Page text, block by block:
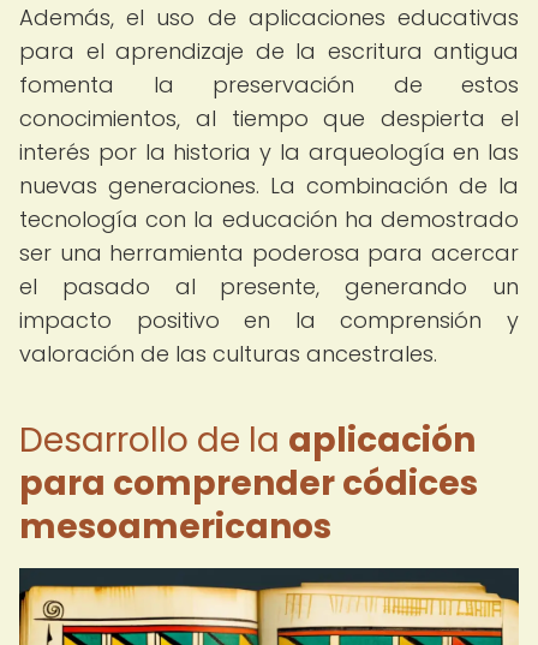
Además, el uso de aplicaciones educativas
para el aprendizaje de la escritura antigua
fomenta la preservación de estos
conocimientos, al tiempo que despierta el
interés por la historia y la arqueología en las
nuevas generaciones. La combinación de la
tecnología con la educación ha demostrado
ser una herramienta poderosa para acercar
el pasado al presente, generando un
impacto positivo en la comprensión y
valoración de las culturas ancestrales.
Desarrollo de la aplicación
para comprender códices
mesoamericanos